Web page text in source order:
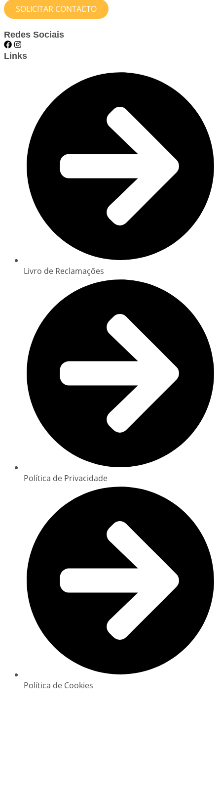
SOLICITAR CONTACTO
Redes Sociais
Links
Livro de Reclamações
Política de Privacidade
Política de Cookies